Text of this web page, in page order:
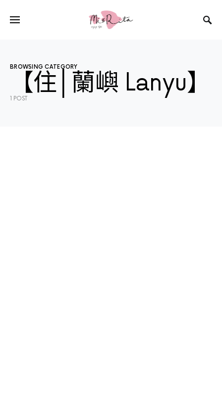
BROWSING CATEGORY
【住│蘭嶼 Lanyu】
1 POST